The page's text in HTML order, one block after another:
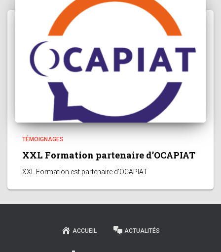
TÉMOIGNAGES
XXL Formation partenaire d’OCAPIAT
XXL Formation est partenaire d'OCAPIAT
ACCUEIL ACTUALITÉS